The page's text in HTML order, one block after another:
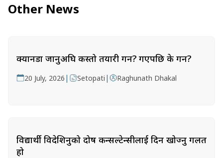
Other News
क्यानडा जानुअघि कस्तो तयारी गर्ने? गएपछि के गर्ने?
20 July, 2026 | Setopati | Raghunath Dhakal
विद्यार्थी विदेशिनुको दोष कन्सल्टेन्सीलाई दिन खोज्नु गलत
हो